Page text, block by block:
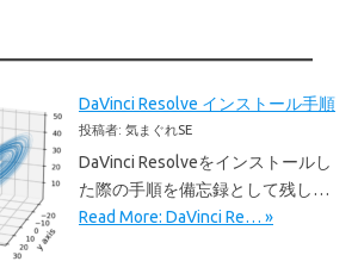
DaVinci Resolve インストール手順
投稿者: 気まぐれSE
DaVinci Resolveをインストールし
た際の手順を備忘録として残し…
Read More: DaVinci Re… »